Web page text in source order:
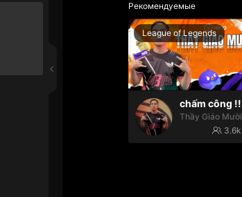
Рекомендуемые
League of Legends
chấm công !!
Thầy Giáo Mười
3.6k